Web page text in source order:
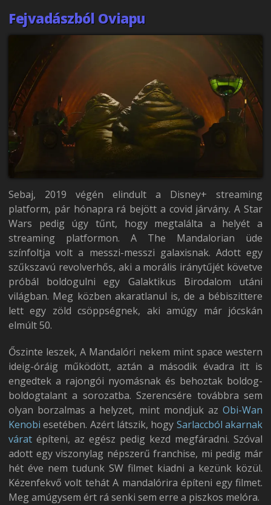
Fejvadászból Oviapu
Sebaj, 2019 végén elindult a Disney+ streaming
platform, pár hónapra rá bejött a covid járvány. A Star
Wars pedig úgy tűnt, hogy megtalálta a helyét a
streaming platformon. A The Mandalorian üde
színfoltja volt a messzi-messzi galaxisnak. Adott egy
szűkszavú revolverhős, aki a morális iránytűjét követve
próbál boldogulni egy Galaktikus Birodalom utáni
világban. Meg közben akaratlanul is, de a bébiszittere
lett egy zöld csöppségnek, aki amúgy már jócskán
elmúlt 50.
Őszinte leszek, A Mandalóri nekem mint space western
ideig-óráig működött, aztán a második évadra itt is
engedtek a rajongói nyomásnak és behoztak boldog-
boldogtalant a sorozatba. Szerencsére továbbra sem
olyan borzalmas a helyzet, mint mondjuk az Obi-Wan
Kenobi esetében. Azért látszik, hogy Sarlaccból akarnak
várat építeni, az egész pedig kezd megfáradni. Szóval
adott egy viszonylag népszerű franchise, mi pedig már
hét éve nem tudunk SW filmet kiadni a kezünk közül.
Kézenfekvő volt tehát A mandalórira építeni egy filmet.
Meg amúgysem ért rá senki sem erre a piszkos melóra.